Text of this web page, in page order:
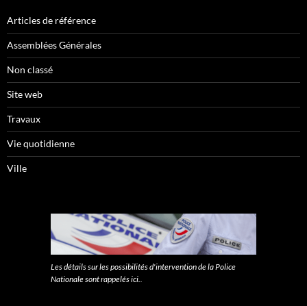
Articles de référence
Assemblées Générales
Non classé
Site web
Travaux
Vie quotidienne
Ville
Les détails sur les possibilités d'intervention de la Police
Nationale sont rappelés ici..